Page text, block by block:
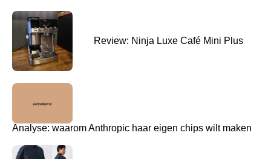
Review: Ninja Luxe Café Mini Plus
Analyse: waarom Anthropic haar eigen chips wilt maken